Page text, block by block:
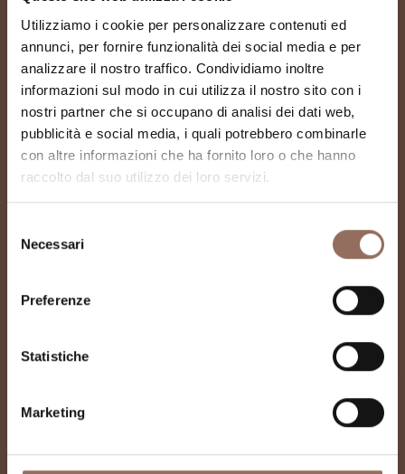
Utilizziamo i cookie per personalizzare contenuti ed
annunci, per fornire funzionalità dei social media e per
analizzare il nostro traffico. Condividiamo inoltre
informazioni sul modo in cui utilizza il nostro sito con i
nostri partner che si occupano di analisi dei dati web,
pubblicità e social media, i quali potrebbero combinarle
con altre informazioni che ha fornito loro o che hanno
raccolto dal suo utilizzo dei loro servizi.
delNecessari
Preferenze
Statistiche
Marketing
Fondazione Eugenio
Guglielminetti